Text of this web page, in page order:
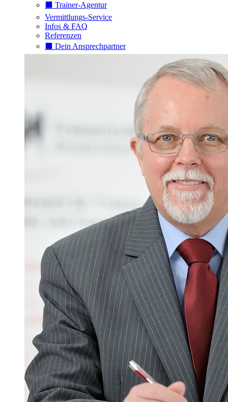
⬛️ Trainer-Agentur
Vermittlungs-Service
Infos & FAQ
Referenzen
⬛️ Dein Ansprechpartner